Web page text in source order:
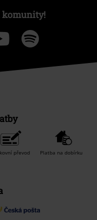
komunity!
převod Platba na dobírku